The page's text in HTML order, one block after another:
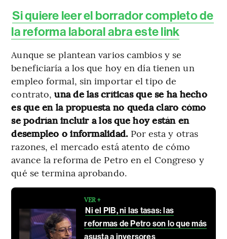
Si quiere leer el borrador completo de
la reforma laboral abra este link
Aunque se plantean varios cambios y se
beneficiaría a los que hoy en día tienen un
empleo formal, sin importar el tipo de
contrato,una de las críticas que se ha hecho
es que en la propuesta no queda claro cómo
se podrían incluir a los que hoy están en
desempleo o informalidad. Por esta y otras
razones, el mercado está atento de cómo
avance la reforma de Petro en el Congreso y
qué se termina aprobando.
VER +
Ni el PIB, ni las tasas: las
reformas de Petro son lo que más
asusta a inversores